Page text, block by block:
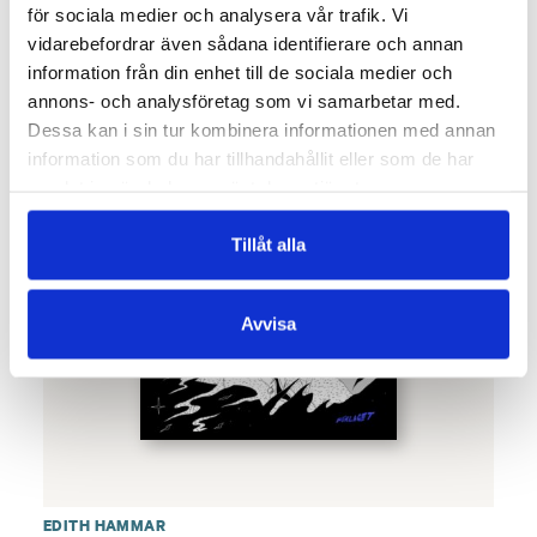
för sociala medier och analysera vår trafik. Vi
vidarebefordrar även sådana identifierare och annan
information från din enhet till de sociala medier och
annons- och analysföretag som vi samarbetar med.
Dessa kan i sin tur kombinera informationen med annan
information som du har tillhandahållit eller som de har
Tillåt alla
Avvisa
SLUT I LAGER
EDITH HAMMAR